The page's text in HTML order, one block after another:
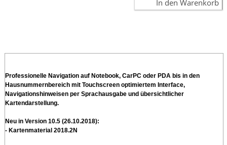
In den Warenkorb
Professionelle Navigation auf Notebook, CarPC oder PDA bis in den
Hausnummernbereich mit Touchscreen optimiertem Interface,
Navigationshinweisen per Sprachausgabe und übersichtlicher
Kartendarstellung.
Neu in Version 10.5 (26.10.2018):
- Kartenmaterial 2018.2N